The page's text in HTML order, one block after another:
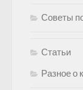
Советы
Статьи
Разное о